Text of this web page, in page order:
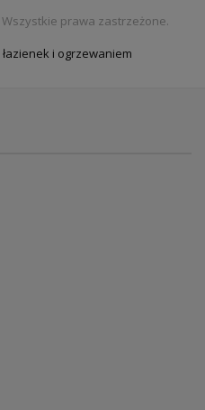
Wszystkie prawa zastrzeżone.
i ogrzewaniem